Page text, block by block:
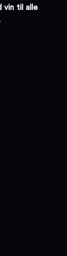
vin til alle